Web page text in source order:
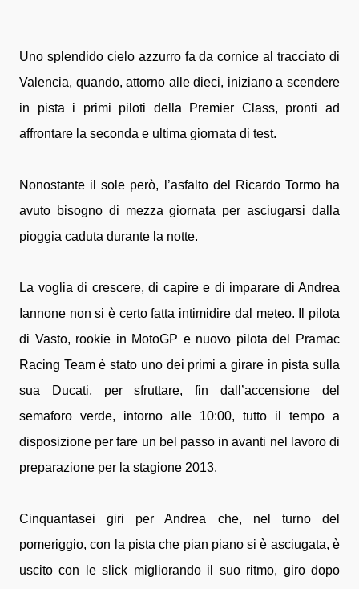
Uno splendido cielo azzurro fa da cornice al tracciato di
Valencia, quando, attorno alle dieci, iniziano a scendere
in pista i primi piloti della Premier Class, pronti ad
affrontare la seconda e ultima giornata di test.
Nonostante il sole però, l’asfalto del Ricardo Tormo ha
avuto bisogno di mezza giornata per asciugarsi dalla
pioggia caduta durante la notte.
La voglia di crescere, di capire e di imparare di Andrea
Iannone non si è certo fatta intimidire dal meteo. Il pilota
di Vasto, rookie in MotoGP e nuovo pilota del Pramac
Racing Team è stato uno dei primi a girare in pista sulla
sua Ducati, per sfruttare, fin dall’accensione del
semaforo verde, intorno alle 10:00, tutto il tempo a
disposizione per fare un bel passo in avanti nel lavoro di
preparazione per la stagione 2013.
Cinquantasei giri per Andrea che, nel turno del
pomeriggio, con la pista che pian piano si è asciugata, è
uscito con le slick migliorando il suo ritmo, giro dopo